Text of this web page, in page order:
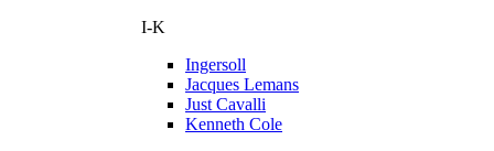
I-K
Ingersoll
Jacques Lemans
Just Cavalli
Kenneth Cole